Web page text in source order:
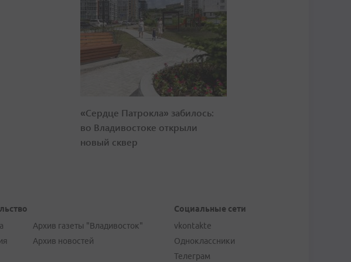
«Сердце Патрокла» забилось:
во Владивостоке открыли
новый сквер
Архив газеты "Владивосток"
Архив новостей
Социальные сети
vkontakte
Одноклассники
Телеграм